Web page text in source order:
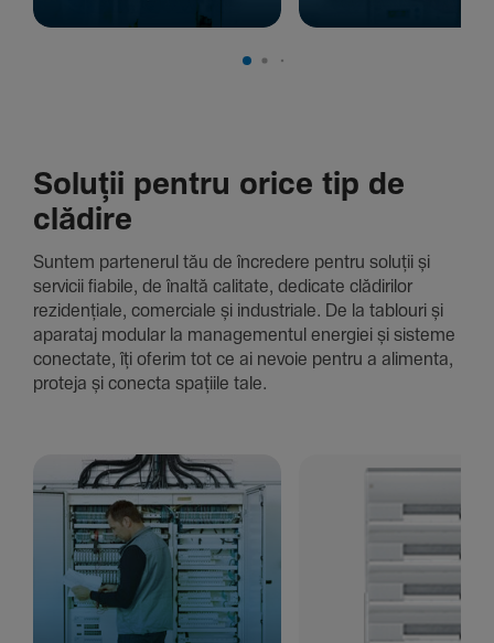
Soluții pentru orice tip de
clădire
Suntem parte­nerul tău de încre­dere pentru soluții și
servicii fiabile, de înaltă cali­tate, dedi­cate clădi­rilor
rezi­den­țiale, comer­ciale și indus­triale. De la tablouri și
aparataj modular la managementul energiei și sisteme
conec­tate, îți oferim tot ce ai nevoie pentru a alimenta,
proteja și conecta spațiile tale.